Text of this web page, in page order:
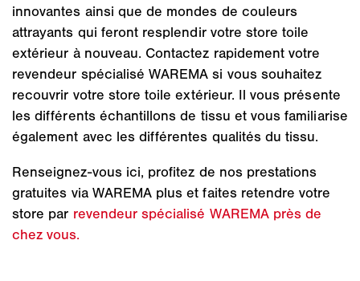
innovantes ainsi que de mondes de couleurs
attrayants qui feront resplendir votre store toile
extérieur à nouveau. Contactez rapidement votre
revendeur spécialisé WAREMA si vous souhaitez
recouvrir votre store toile extérieur. Il vous présente
les différents échantillons de tissu et vous familiarise
également avec les différentes qualités du tissu.
Renseignez-vous ici, profitez de nos prestations
gratuites via WAREMA plus et faites retendre votre
store par revendeur spécialisé WAREMA près de
chez vous.